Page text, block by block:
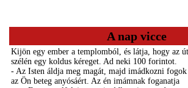
A nap vicce